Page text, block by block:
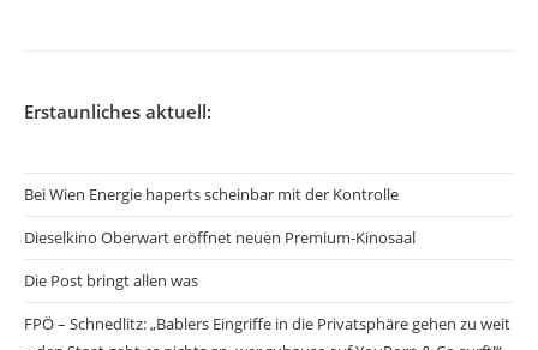
Erstaunliches aktuell:
Bei Wien Energie haperts scheinbar mit der Kontrolle
Dieselkino Oberwart eröffnet neuen Premium-Kinosaal
Die Post bringt allen was
FPÖ – Schnedlitz: „Bablers Eingriffe in die Privatsphäre gehen zu weit